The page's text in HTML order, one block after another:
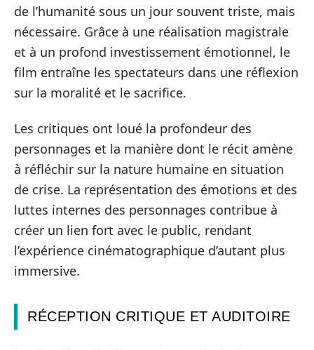
de l’humanité sous un jour souvent triste, mais
nécessaire. Grâce à une réalisation magistrale
et à un profond investissement émotionnel, le
film entraîne les spectateurs dans une réflexion
sur la moralité et le sacrifice.
Les critiques ont loué la profondeur des
personnages et la manière dont le récit amène
à réfléchir sur la nature humaine en situation
de crise. La représentation des émotions et des
luttes internes des personnages contribue à
créer un lien fort avec le public, rendant
l’expérience cinématographique d’autant plus
immersive.
RÉCEPTION CRITIQUE ET AUDITOIRE